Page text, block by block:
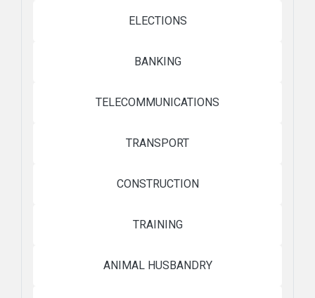
ELECTIONS
BANKING
TELECOMMUNICATIONS
TRANSPORT
CONSTRUCTION
TRAINING
ANIMAL HUSBANDRY